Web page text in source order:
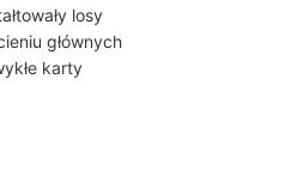
losy
głównych
karty